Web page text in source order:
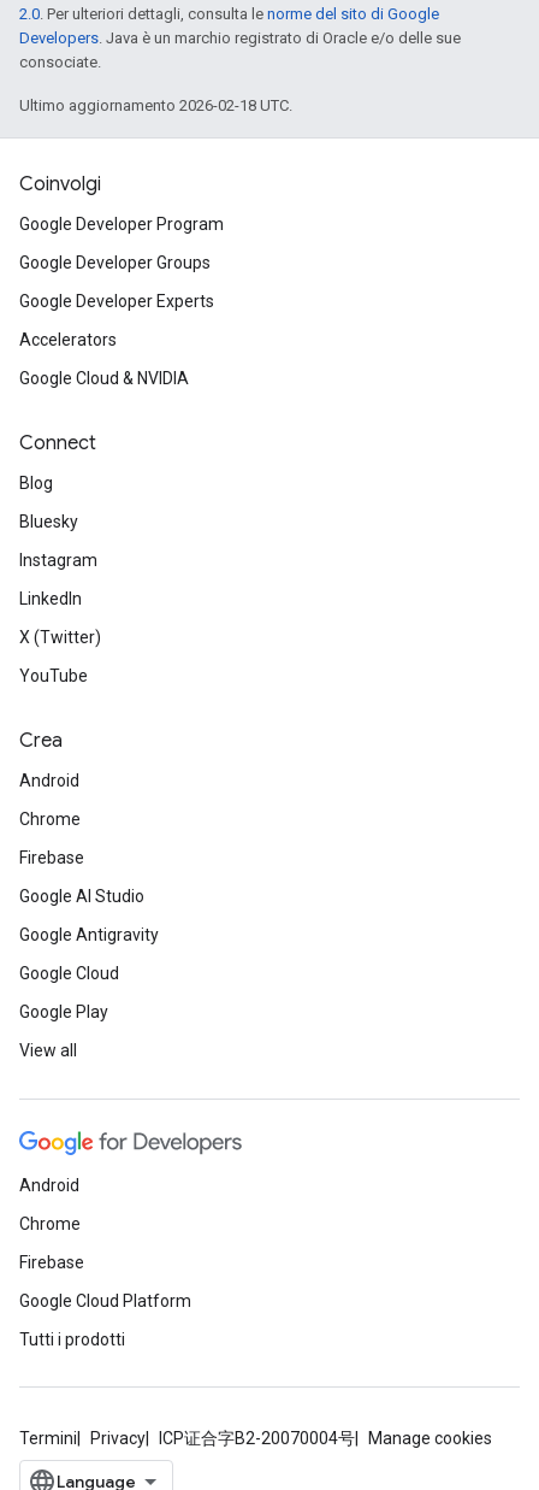
2.0. Per ulteriori dettagli, consulta le norme del sito di Google
Developers. Java è un marchio registrato di Oracle e/o delle sue
consociate.
Ultimo aggiornamento 2026-02-18 UTC.
Coinvolgi
Google Developer Program
Google Developer Groups
Google Developer Experts
Accelerators
Google Cloud & NVIDIA
Connect
Blog
Bluesky
Instagram
LinkedIn
X (Twitter)
YouTube
Crea
Android
Chrome
Firebase
Google AI Studio
Google Antigravity
Google Cloud
Google Play
View all
Android
Chrome
Firebase
Google Cloud Platform
Tutti i prodotti
Termini Privacy ICP证合字B2-20070004号 Manage cookies